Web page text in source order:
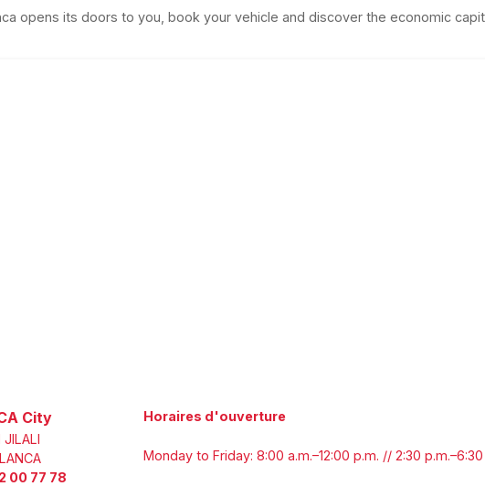
opens its doors to you, book your vehicle and discover the economic
City
JILALI
00 77 78
Horaires d'ouverture
Monday to Friday: 8:00 a.m.–12:00 p.m. // 2:30